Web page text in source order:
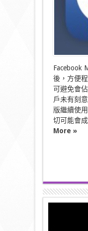
Facebook
後，方便
可避免會
戶未有刻
版繼續使
切可能會
More »